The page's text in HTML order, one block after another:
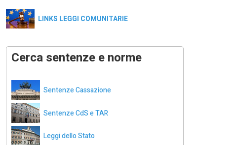
LINKS LEGGI COMUNITARIE
Cerca sentenze e norme
Sentenze Cassazione
Sentenze CdS e TAR
Leggi dello Stato